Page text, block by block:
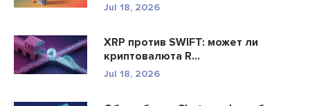
Jul 18, 2026
XRP против SWIFT: может ли
криптовалюта R...
Jul 18, 2026